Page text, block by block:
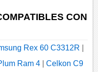
CON
Rex 60 C3312R
Ram 4
Celkon C9